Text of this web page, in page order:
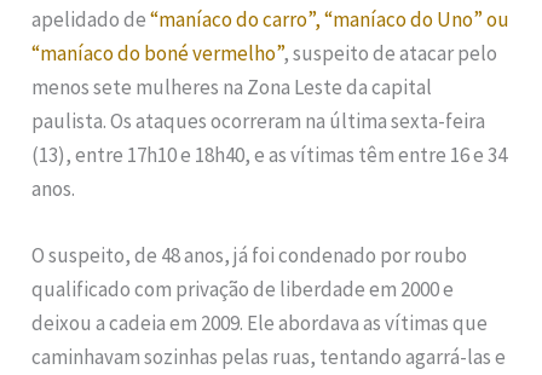
apelidado de“maníaco do carro”, “maníaco do Uno” ou
“maníaco do boné vermelho”, suspeito de atacar pelo
menos sete mulheres na Zona Leste da capital
paulista. Os ataques ocorreram na última sexta-feira
(13), entre 17h10 e 18h40, e as vítimas têm entre 16 e 34
anos.
O suspeito, de 48 anos, já foi condenado por roubo
qualificado com privação de liberdade em 2000 e
deixou a cadeia em 2009. Ele abordava as vítimas que
caminhavam sozinhas pelas ruas, tentando agarrá-las e